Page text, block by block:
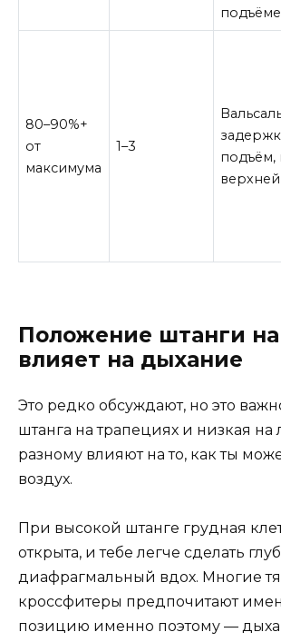
подъёме
80–90%+
от
максимума
1–3
подъём,
верхней
Положение штанги
влияет на дыхание
Это редко обсуждают, но это
штанга на трапециях и низкая на
разному влияют на то, как ты
воздух.
При высокой штанге грудная
открыта, и тебе легче сделать
диафрагмальный вдох. Многие
кроссфитеры предпочитают
позицию именно поэтому —